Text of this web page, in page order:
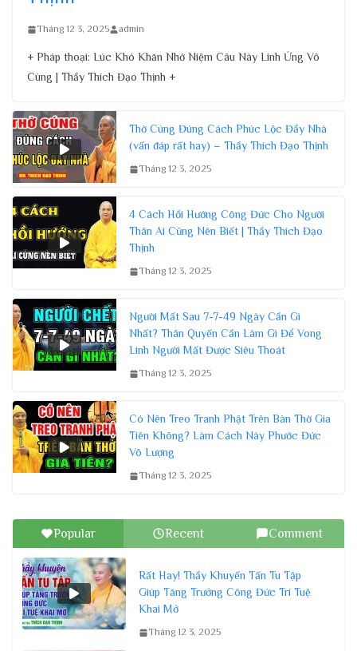
Tháng 12 3, 2025 admin
+ Pháp thoại: Lúc Khó Khăn Nhớ Niệm Câu Này Linh Ứng Vô
Cùng | Thầy Thích Đạo Thịnh +
Thờ Cúng Đúng Cách Phúc Lộc Đầy Nhà
(vấn đáp rất hay) – Thầy Thích Đạo Thịnh
Tháng 12 3, 2025
4 Cách Hồi Hướng Công Đức Cho Người
Thân Ai Cũng Nên Biết | Thầy Thích Đạo
Thịnh
Tháng 12 3, 2025
Người Mất Sau 7-7-49 Ngày Cần Gì
Nhất? Thân Quyến Cần Làm Gì Để Vong
Linh Người Mất Được Siêu Thoát
Tháng 12 3, 2025
Có Nên Treo Tranh Phật Trên Bàn Thờ Gia
Tiên Không? Làm Cách Này Phước Đức
Vô Lượng
Tháng 12 3, 2025
Popular Recent Comment
Rất Hay! Thầy Khuyến Tấn Tu Tập
Giúp Tăng Trưởng Công Đức Trí Tuệ
Khai Mở
Tháng 12 3, 2025